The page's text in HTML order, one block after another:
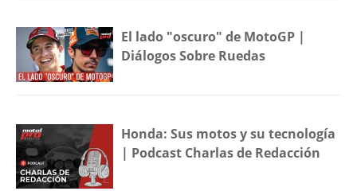
El lado "oscuro" de MotoGP |
Diálogos Sobre Ruedas
Honda: Sus motos y su tecnología
| Podcast Charlas de Redacción